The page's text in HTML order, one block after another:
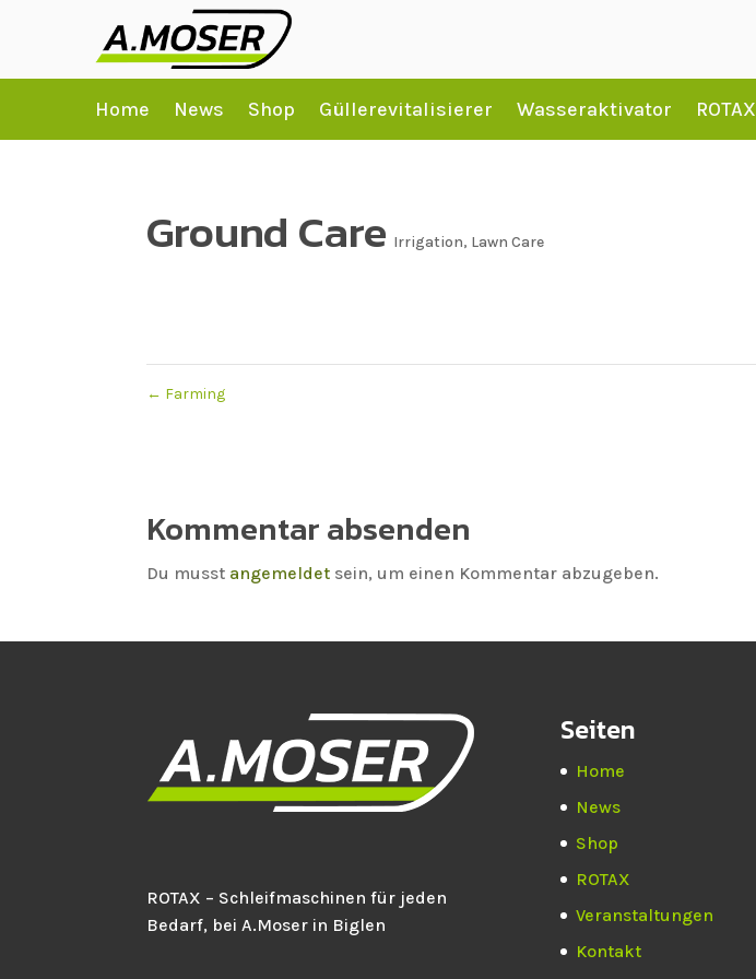
Home News Shop Güllerevitalisierer Wasseraktivator ROTAX
Ground Care Irrigation, Lawn Care
← Farming
Kommentar absenden
Du musst angemeldet sein, um einen Kommentar abzugeben.
ROTAX – Schleifmaschinen für jeden
Bedarf, bei A.Moser in Biglen
Seiten
Home
News
Shop
ROTAX
Veranstaltungen
Kontakt